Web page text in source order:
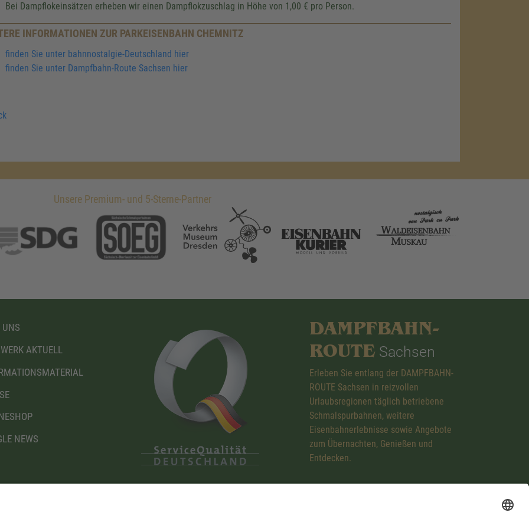
Bei Dampflokeinsätzen erheben wir einen Dampflokzuschlag in Höhe von 1,00 € pro Person.
INFORMATIONEN ZUR PARKEISENBAHN CHEMNITZ
finden Sie unter bahnnostalgie-Deutschland hier
finden Sie unter Dampfbahn-Route Sachsen hier
Unsere Premium- und 5-Sterne-Partner
UNS
AKTUELL
NEWS
DAMPFBAHN-
ROUTE Sachsen
Erleben Sie entlang der DAMPFBAHN-
ROUTE Sachsen in reizvollen
Urlaubsregionen täglich betriebene
Schmalspurbahnen, weitere
Eisenbahnerlebnisse sowie Angebote
zum Übernachten, Genießen und
Entdecken.